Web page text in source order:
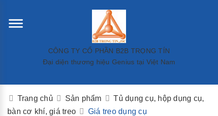
CÔNG TY CỔ PHẦN B2B TRỌNG TÍN
Đại diện thương hiệu Genius tại Việt Nam
Trang chủ Sản phẩm
Tủ dụng cụ, hộp dụng cụ,
bàn cơ khí, giá treo
Giá treo dụng cụ